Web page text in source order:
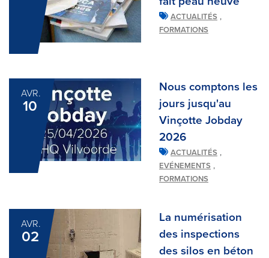
ACTUALITÉS ,
FORMATIONS
AVR.
10
Nous comptons les
jours jusqu'au
Vinçotte Jobday
2026
ACTUALITÉS ,
EVÉNEMENTS ,
FORMATIONS
AVR.
02
La numérisation
des inspections
des silos en béton